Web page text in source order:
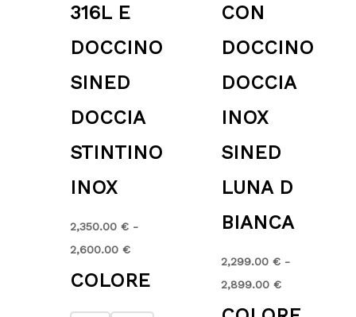
316L E
DOCCINO
SINED
DOCCIA
STINTINO
INOX
2,350.00 € -
2,600.00 €
COLORE
CON
DOCCINO
DOCCIA
INOX
SINED
LUNA D
BIANCA
2,299.00 € -
2,899.00 €